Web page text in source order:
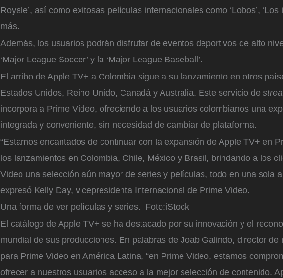
Royale’, así como exitosas películas internacionales como ‘Lobos’, ‘Los
más.
Además, los usuarios podrán disfrutar de eventos deportivos de alto
‘Major League Soccer’ y la ‘Major League Baseball’.
El arribo de Apple TV+ a Colombia sigue a su lanzamiento en otros
Estados Unidos, Reino Unido, Canadá y Australia. Este servicio de
incorpora a Prime Video, ofreciendo a los usuarios colombianos una
integrada y conveniente, sin necesidad de cambiar de plataforma.
“Estamos encantados de continuar con la expansión de Apple TV+ en
los lanzamientos en Colombia, Chile, México y Brasil, brindando a los
Video una selección aún mayor de series y películas, todo en una sola
expresó Kelly Day, vicepresidenta Internacional de Prime Video.
Una forma de ver películas y series. Foto:iStock
El catálogo de Apple TV+ se ha destacado por su innovación y el
mundial de sus producciones. En palabras de Joab Galindo, director de
para Prime Video en América Latina, “en Prime Video, estamos
ofrecer a nuestros usuarios acceso a la mejor selección de contenido.